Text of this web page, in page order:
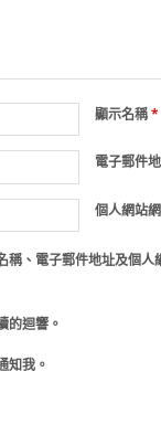
顯示名稱*
電子郵件
個人網站
稱、電子郵件地址及個人
的迴響。
知我。